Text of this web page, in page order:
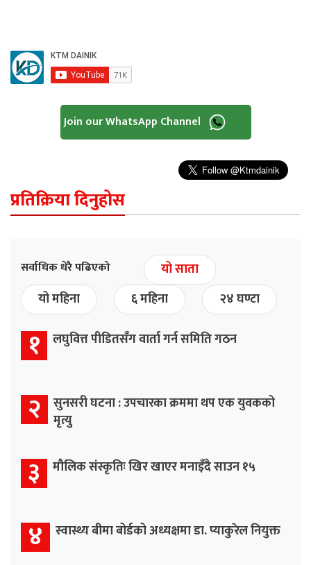
Join our WhatsApp Channel
प्रतिक्रिया दिनुहोस
सर्वाधिक धेरै पढिएको
यो साता
यो महिना
६ महिना २४ घण्टा
१ लघुवित्त पीडितसँग वार्ता गर्न समिति गठन
२
सुनसरी घटना : उपचारका क्रममा थप एक युवकको
मृत्यु
३ मौलिक संस्कृतिः खिर खाएर मनाइँदै साउन १५
४ स्वास्थ्य बीमा बोर्डको अध्यक्षमा डा. प्याकुरेल नियुक्त